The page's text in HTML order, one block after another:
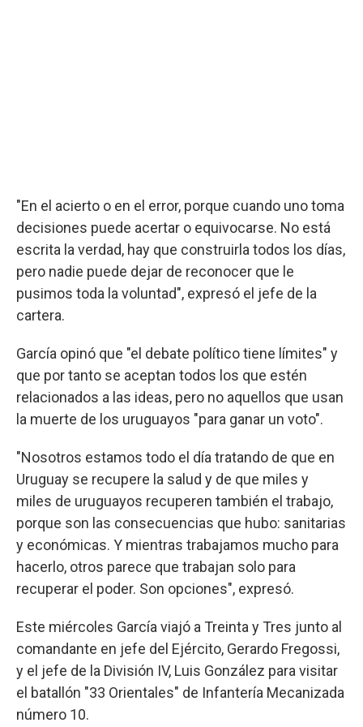
"En el acierto o en el error, porque cuando uno toma
decisiones puede acertar o equivocarse. No está
escrita la verdad, hay que construirla todos los días,
pero nadie puede dejar de reconocer que le
pusimos toda la voluntad", expresó el jefe de la
cartera.
García opinó que "el debate político tiene límites" y
que por tanto se aceptan todos los que estén
relacionados a las ideas, pero no aquellos que usan
la muerte de los uruguayos "para ganar un voto".
"Nosotros estamos todo el día tratando de que en
Uruguay se recupere la salud y de que miles y
miles de uruguayos recuperen también el trabajo,
porque son las consecuencias que hubo: sanitarias
y económicas. Y mientras trabajamos mucho para
hacerlo, otros parece que trabajan solo para
recuperar el poder. Son opciones", expresó.
Este miércoles García viajó a Treinta y Tres junto al
comandante en jefe del Ejército, Gerardo Fregossi,
y el jefe de la División IV, Luis González para visitar
el batallón "33 Orientales" de Infantería Mecanizada
número 10.